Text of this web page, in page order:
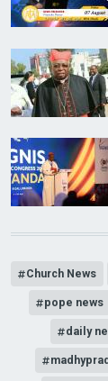
Church News
pope news
daily